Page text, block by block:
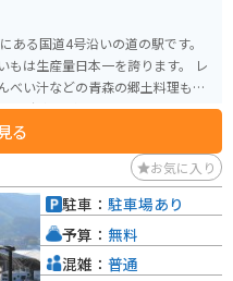
ある国道4号沿いの道の駅です。
もは生産量日本一を誇ります。 レ
べい汁などの青森の郷土料理も楽
」など、歴史的な観光スポットも
る
お気に入り
駐車： 駐車場あり
予算： 無料
混雑： 普通